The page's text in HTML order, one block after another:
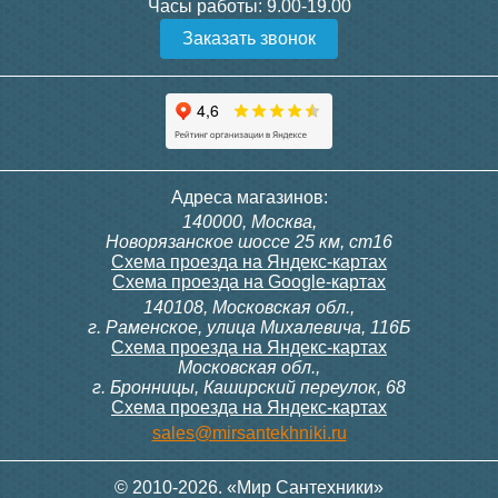
превышать обычное.
радиаторы являются узкими и длинными
конструкциями. Напольные радиаторы не
занимают много места и обычно их
перфорацией для выхода чистого воздуха.
Настенные радиаторы. Для установки
настенной батареи нужно вмонтировать
крюки в стену и на них подвесить радиатор.
Во время монтажа необходимо также учесть
вес радиатора, чтобы стена могла выдержать
её.
Часы работы: 9.00-19.00
Заказать звонок
Адреса магазинов:
140000, Москва,
Новорязанское шоссе 25 км, ст16
Схема проезда на Яндекс-картах
Схема проезда на Google-картах
140108, Московская обл.,
г. Раменское, улица Михалевича, 116Б
Схема проезда на Яндекс-картах
Московская обл.,
г. Бронницы, Каширский переулок, 68
Схема проезда на Яндекс-картах
sales@mirsantekhniki.ru
© 2010-2026. «Мир Сантехники»